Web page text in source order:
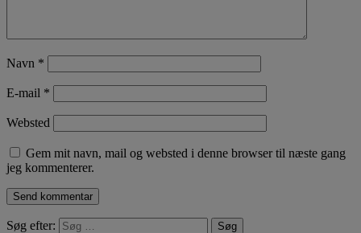
Navn *
E-mail *
Websted
Gem mit navn, mail og websted i denne browser til næste gang
jeg kommenterer.
Søg efter: